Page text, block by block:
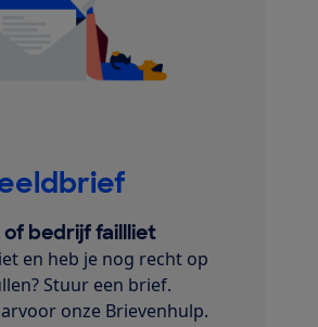
bedrijf faillliet
en heb je nog recht op
Stuur een brief.
onze Brievenhulp.